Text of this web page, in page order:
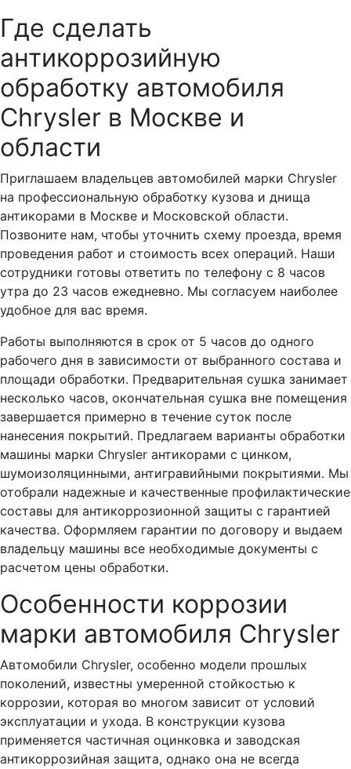
Где сделать
антикоррозийную
обработку автомобиля
Chrysler в Москве и
области
Приглашаем владельцев автомобилей марки Chrysler
на профессиональную обработку кузова и днища
антикорами в Москве и Московской области.
Позвоните нам, чтобы уточнить схему проезда, время
проведения работ и стоимость всех операций. Наши
сотрудники готовы ответить по телефону с 8 часов
утра до 23 часов ежедневно. Мы согласуем наиболее
удобное для вас время.
Работы выполняются в срок от 5 часов до одного
рабочего дня в зависимости от выбранного состава и
площади обработки. Предварительная сушка занимает
несколько часов, окончательная сушка вне помещения
завершается примерно в течение суток после
нанесения покрытий. Предлагаем варианты обработки
машины марки Chrysler антикорами с цинком,
шумоизоляцинными, антигравийными покрытиями. Мы
отобрали надежные и качественные профилактические
составы для антикоррозионной защиты с гарантией
качества. Оформляем гарантии по договору и выдаем
владельцу машины все необходимые документы с
расчетом цены обработки.
Особенности коррозии
марки автомобиля Chrysler
Автомобили Chrysler, особенно модели прошлых
поколений, известны умеренной стойкостью к
коррозии, которая во многом зависит от условий
эксплуатации и ухода. В конструкции кузова
применяется частичная оцинковка и заводская
антикоррозийная защита, однако она не всегда